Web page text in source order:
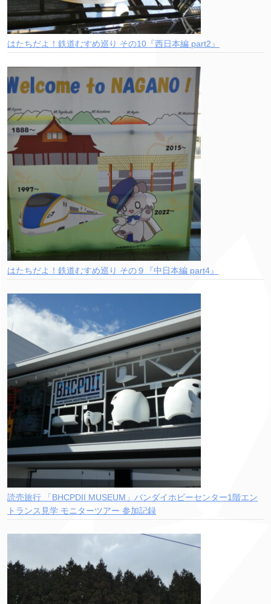
はたちだよ！鉄道むすめ巡り その10『西日本編 part2』
はたちだよ！鉄道むすめ巡り その９『中日本編 part4』
読売旅行 「BHCPDII MUSEUM」バンダイホビーセンター1階エン
トランス見学 モニターツアー 参加記録